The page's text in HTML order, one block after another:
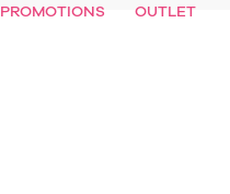
PROMOTIONS OUTLET